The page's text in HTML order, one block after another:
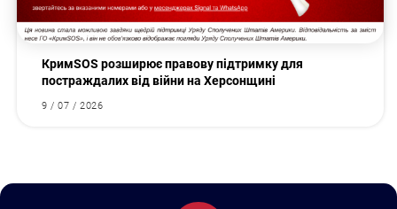
КримSOS розширює правову підтримку для
постраждалих від війни на Херсонщині
9 / 07 / 2026